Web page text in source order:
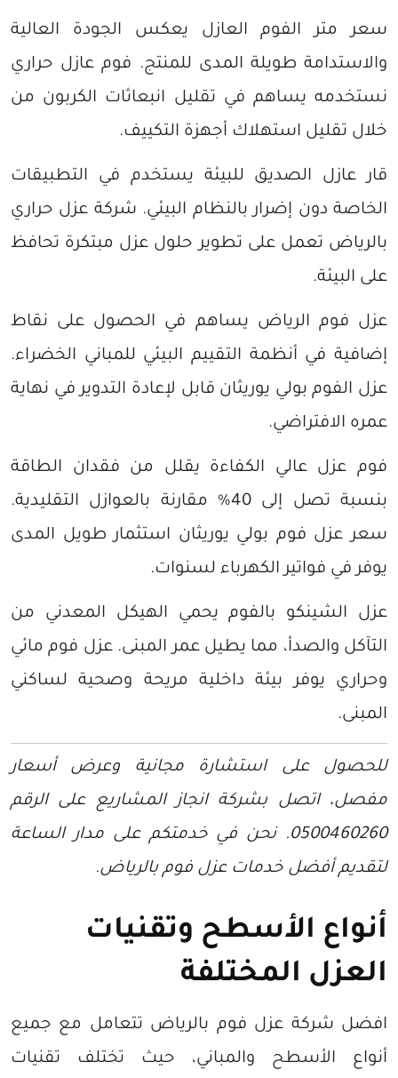
سعر متر الفوم العازل يعكس الجودة العالية
والاستدامة طويلة المدى للمنتج. فوم عازل حراري
نستخدمه يساهم في تقليل انبعاثات الكربون من
خلال تقليل استهلاك أجهزة التكييف.
قار عازل الصديق للبيئة يستخدم في التطبيقات
الخاصة دون إضرار بالنظام البيئي. شركة عزل حراري
بالرياض تعمل على تطوير حلول عزل مبتكرة تحافظ
على البيئة.
عزل فوم الرياض يساهم في الحصول على نقاط
إضافية في أنظمة التقييم البيئي للمباني الخضراء.
عزل الفوم بولي يوريثان قابل لإعادة التدوير في نهاية
عمره الافتراضي.
فوم عزل عالي الكفاءة يقلل من فقدان الطاقة
بنسبة تصل إلى 40% مقارنة بالعوازل التقليدية.
سعر عزل فوم بولي يوريثان استثمار طويل المدى
يوفر في فواتير الكهرباء لسنوات.
عزل الشينكو بالفوم يحمي الهيكل المعدني من
التآكل والصدأ، مما يطيل عمر المبنى. عزل فوم مائي
وحراري يوفر بيئة داخلية مريحة وصحية لساكني
المبنى.
للحصول على استشارة مجانية وعرض أسعار
مفصل، اتصل بشركة انجاز المشاريع على الرقم
0500460260. نحن في خدمتكم على مدار الساعة
لتقديم أفضل خدمات عزل فوم بالرياض.
أنواع الأسطح وتقنيات
العزل المختلفة
افضل شركة عزل فوم بالرياض تتعامل مع جميع
أنواع الأسطح والمباني، حيث تختلف تقنيات